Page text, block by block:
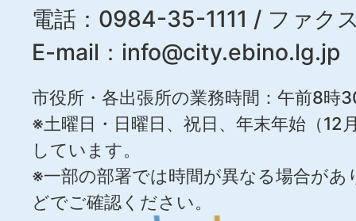
電話：0984-35-1111 / ファ
E-mail： info@city.ebino.lg.jp
市役所・各出張所の業務時間：午前8時
※土曜日・日曜日、祝日、年末年始（12
しています。
※一部の部署では時間が異なる場合が
どでご確認ください。